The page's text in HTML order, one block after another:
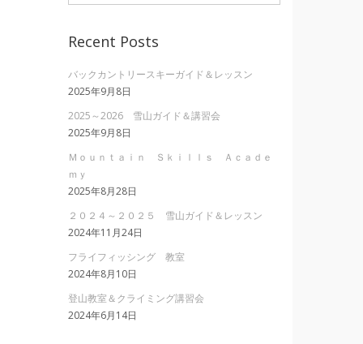
Recent Posts
バックカントリースキーガイド＆レッスン
2025年9月8日
2025～2026 雪山ガイド＆講習会
2025年9月8日
Ｍｏｕｎｔａｉｎ Ｓｋｉｌｌｓ Ａｃａｄｅ
ｍｙ
2025年8月28日
２０２４～２０２５ 雪山ガイド＆レッスン
2024年11月24日
フライフィッシング 教室
2024年8月10日
登山教室＆クライミング講習会
2024年6月14日